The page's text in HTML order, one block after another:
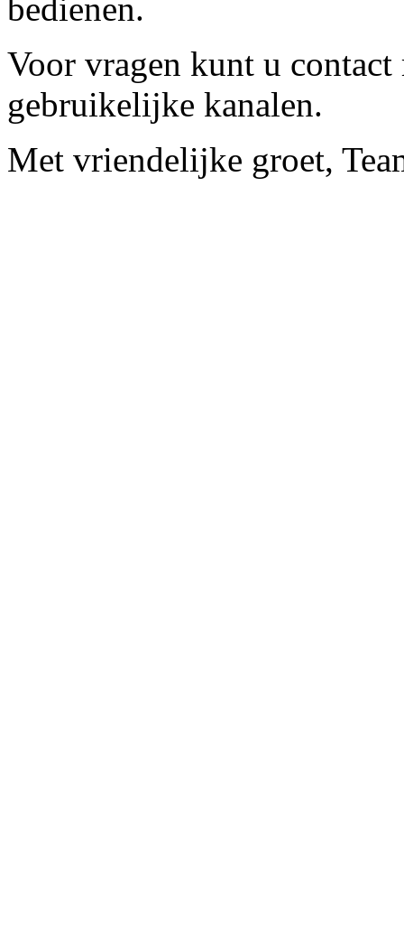
bedienen.
Voor vragen kunt u contact
gebruikelijke kanalen.
Met vriendelijke groet,